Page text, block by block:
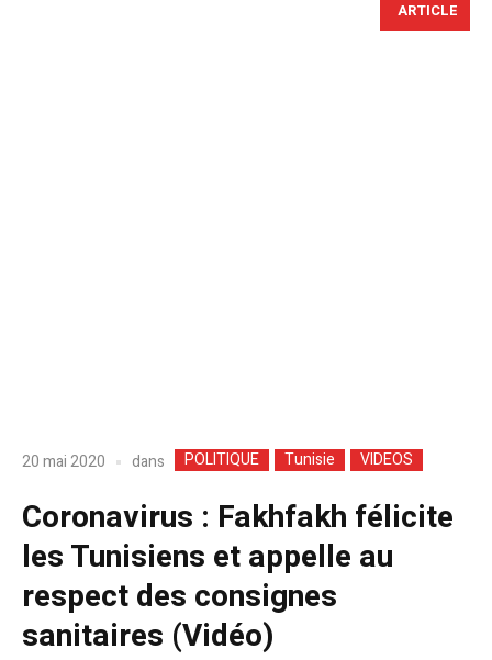
ARTICLE
20 mai 2020 dans POLITIQUE Tunisie VIDEOS
Coronavirus : Fakhfakh félicite
les Tunisiens et appelle au
respect des consignes
sanitaires (Vidéo)